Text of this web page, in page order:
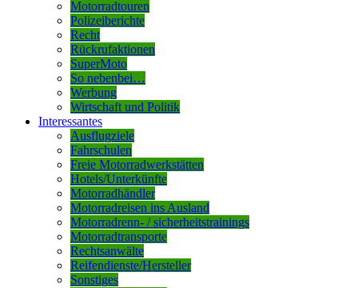
Motorradtouren
Polizeiberichte
Recht
Rückrufaktionen
SuperMoto
So nebenbei…
Werbung
Wirtschaft und Politik
Interessantes
Ausflugziele
Fahrschulen
Freie Motorradwerkstätten
Hotels/Unterkünfte
Motorradhändler
Motorradreisen ins Ausland
Motorradrenn- / sicherheitstrainings
Motorradtransporte
Rechtsanwälte
Reifendienste/Hersteller
Sonstiges